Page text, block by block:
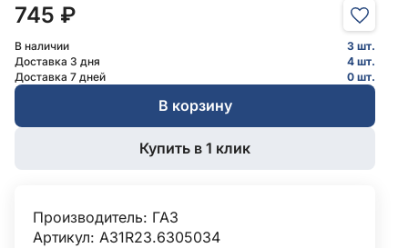
745 ₽
В наличии
3 шт.
Доставка 3 дня
4 шт.
Доставка 7 дней
0 шт.
В корзину
Купить в 1 клик
Производитель: ГАЗ
Артикул: А31R23.6305034